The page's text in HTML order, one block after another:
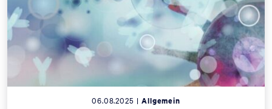
06.08.2025 | Allgemein